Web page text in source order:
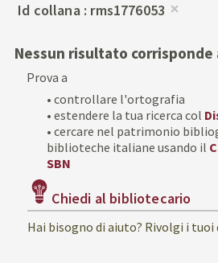
Id collana
rms1776053
dalla
ricerca
Nessun risultato corrisponde
Prova a
• controllare l'ortografia
• estendere la tua ricerca col
• cercare nel patrimonio
biblioteche italiane usando il
SBN
Chiedi al bibliotecario
Hai bisogno di aiuto? Rivolgi i